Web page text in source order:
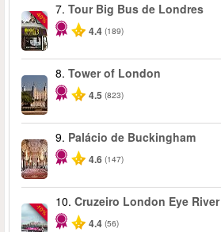
-40%
7. Tour Big Bus de Londres
4.4 (189)
8. Tower of London
4.5 (823)
9. Palácio de Buckingham
4.6 (147)
-10%
10. Cruzeiro London Eye
4.4 (56)